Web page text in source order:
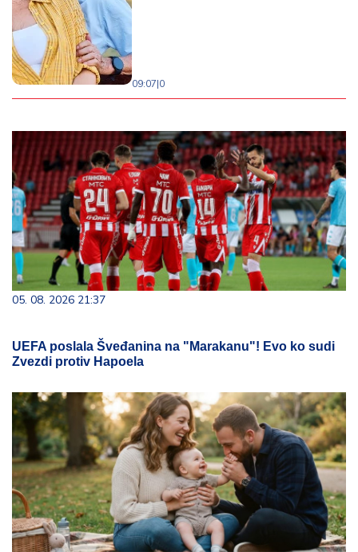
09:07|0
05. 08. 2026 21:37
UEFA poslala Šveđanina na "Marakanu"! Evo ko sudi
Zvezdi protiv Hapoela